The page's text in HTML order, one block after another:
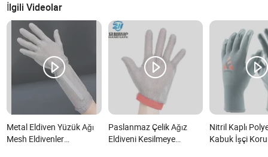
İlgili Videolar
Metal Eldiven Yüzük Ağı
Mesh Eldivenler
Paslanmaz Çelik Ağız
Eldiveni Kesilmeye
Nitril Kaplı
Kabuk İşçi